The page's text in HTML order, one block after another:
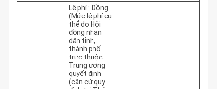
Lệ phí : Đồng
(Mức lệ phí cụ
thể do Hội
đồng nhân
dân tỉnh,
thành phố
trực thuộc
Trung ương
quyết định
(căn cứ quy